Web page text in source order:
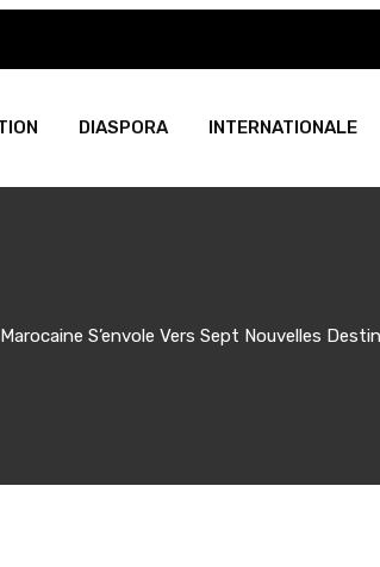
DIASPORA INTERNATIONALE
S’envole Vers Sept Nouvelles